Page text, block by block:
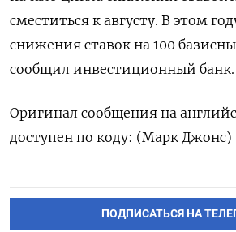
сместиться к августу. В этом
снижения ставок на 100
сообщил инвестиционный банк.
Оригинал сообщения на
доступен по коду: (Марк Джонс)
ПОДПИСАТЬСЯ НА